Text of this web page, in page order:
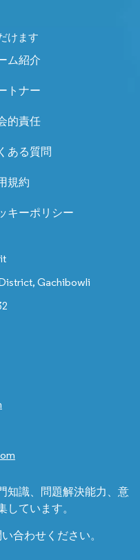
けます
ム紹介
トナー
的責任
ある質問
規約
キーポリシー
Gachibowli
知識、問題解決能力、意
ています。
合わせください。